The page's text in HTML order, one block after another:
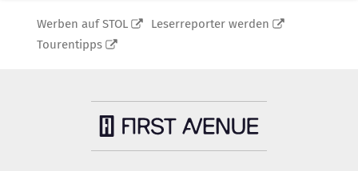
Werben auf STOL
Leserreporter werden
Tourentipps